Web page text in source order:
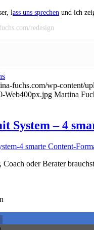
lass uns sprechen und ich
redesign
fuchs.com/wp-content/
Web400px.jpg Martina
System – 4
Coach oder Berater